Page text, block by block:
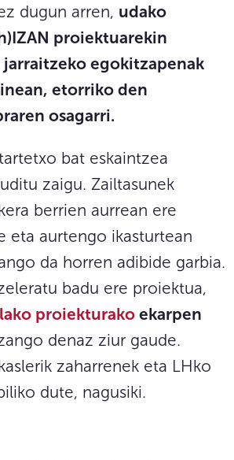
dugun arren, udako
proiektuarekin
egokitzapenak
etorriko den
osagarri.
bat eskaintzea
zaigu. Zailtasunek
berrien aurrean ere
eta aurtengo ikasturtean
da horren adibide garbia.
badu ere proiektua,
proiekturako ekarpen
denaz ziur gaude.
zaharrenek eta LHko
dute, nagusiki.